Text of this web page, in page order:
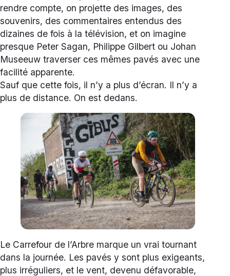
rendre compte, on projette des images, des
souvenirs, des commentaires entendus des
dizaines de fois à la télévision, et on imagine
presque Peter Sagan, Philippe Gilbert ou Johan
Museeuw traverser ces mêmes pavés avec une
facilité apparente.
Sauf que cette fois, il n’y a plus d’écran. Il n’y a
plus de distance. On est dedans.
Le Carrefour de l’Arbre marque un vrai tournant
dans la journée. Les pavés y sont plus exigeants,
plus irréguliers, et le vent, devenu défavorable,